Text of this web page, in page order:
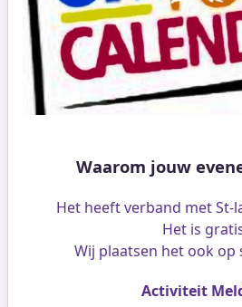
Waarom jouw
Het heeft verband met St-
Het is
Wij plaatsen het ook op
Activiteit